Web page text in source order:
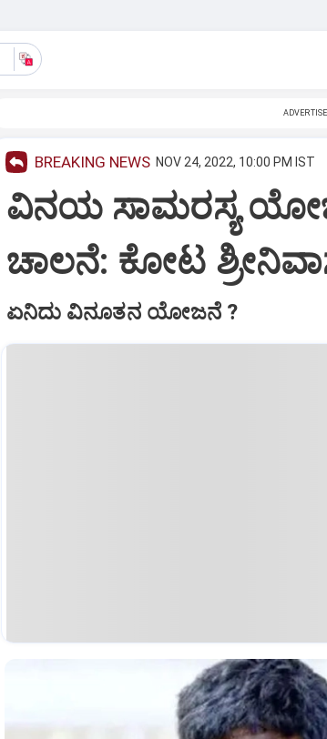
BREAKING NEWS NOV 24, 2022, 10:00 PM IST
ವಿನಯ ಸಾಮರಸ್ಯ
ಚಾಲನೆ: ಕೋಟ
ಏನಿದು ವಿನೂತನ ಯೋಜನೆ ?